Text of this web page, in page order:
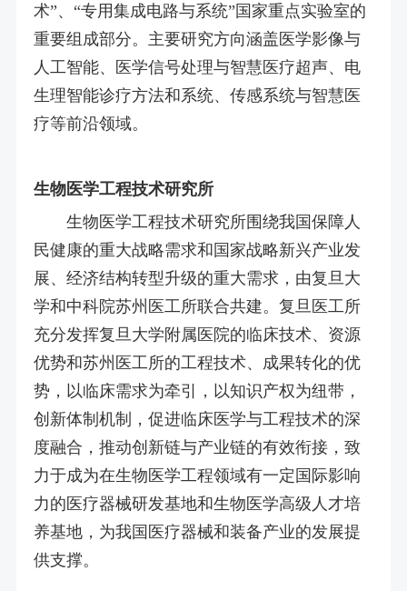
术”、“专用集成电路与系统”国家重点实验室的
重要组成部分。主要研究方向涵盖医学影像与
人工智能、医学信号处理与智慧医疗超声、电
生理智能诊疗方法和系统、传感系统与智慧医
疗等前沿领域。
生物医学工程技术研究所
生物医学工程技术研究所围绕我国保障人
民健康的重大战略需求和国家战略新兴产业发
展、经济结构转型升级的重大需求，由复旦大
学和中科院苏州医工所联合共建。复旦医工所
充分发挥复旦大学附属医院的临床技术、资源
优势和苏州医工所的工程技术、成果转化的优
势，以临床需求为牵引，以知识产权为纽带，
创新体制机制，促进临床医学与工程技术的深
度融合，推动创新链与产业链的有效衔接，致
力于成为在生物医学工程领域有一定国际影响
力的医疗器械研发基地和生物医学高级人才培
养基地，为我国医疗器械和装备产业的发展提
供支撑。